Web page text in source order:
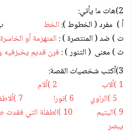
2)هات ما يأتي:
أ ) مفرد ( الخطوط ): الخط ب)
ت ) ضد ( المنتصرة ) : المنهزمة أو الخاسرة
ث ) معنى ( التنور ) : فرن قديم يخبزفيه
3)أكتب شخصيات القصة:
يبصر